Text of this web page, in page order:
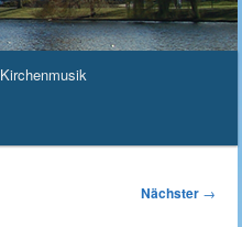
Kirchenmusik
Nächster →